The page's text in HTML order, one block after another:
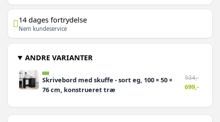
14 dages fortrydelse
Nem kundeservice
ANDRE VARIANTER
Skrivebord med skuffe - sort eg, 100 × 50 ×
76 cm, konstrueret træ
934,-
699,-